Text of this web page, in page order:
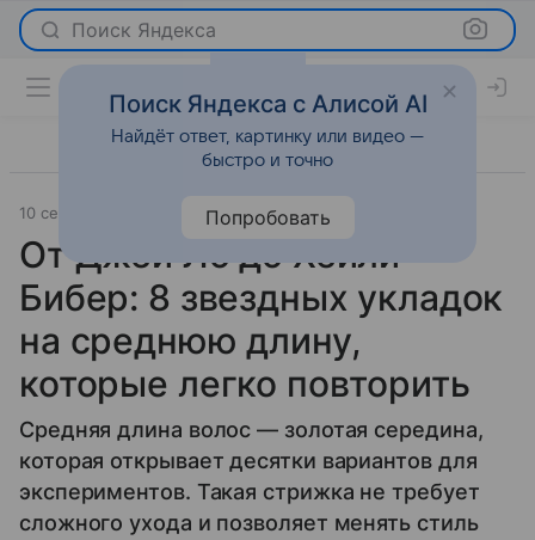
Поиск Яндекса
10 сентября 2025 Леди Mail Красота
От Джей Ло до Хейли
Бибер: 8 звездных укладок
на среднюю длину,
которые легко повторить
Средняя длина волос — золотая середина,
которая открывает десятки вариантов для
экспериментов. Такая стрижка не требует
сложного ухода и позволяет менять стиль
Поиск Яндекса с Алисой AI
Найдёт ответ, картинку или видео —
быстро и точно
Попробовать